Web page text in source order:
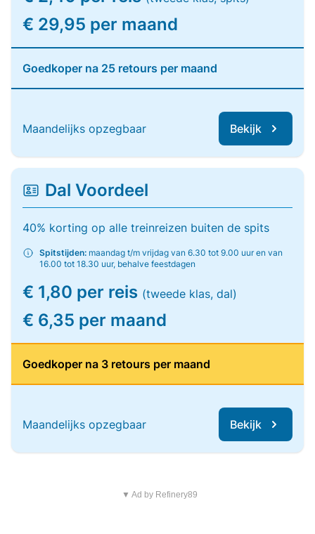
€ 29,95 per maand
Goedkoper na 25 retours per maand
Maandelijks opzegbaar Bekijk
Dal Voordeel
40% korting op alle treinreizen buiten de spits
Spitstijden: maandag t/m vrijdag van 6.30 tot 9.00 uur en van
16.00 tot 18.30 uur, behalve feestdagen
€ 1,80 per reis (tweede klas, dal)
€ 6,35 per maand
Goedkoper na 3 retours per maand
Maandelijks opzegbaar Bekijk
▼ Ad by Refinery89